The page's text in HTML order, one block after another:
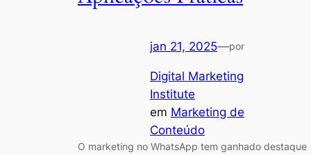
jan 21, 2025—por
Digital Marketing
Institute
em Marketing de
Conteúdo
O marketing no WhatsApp tem ganhado destaque